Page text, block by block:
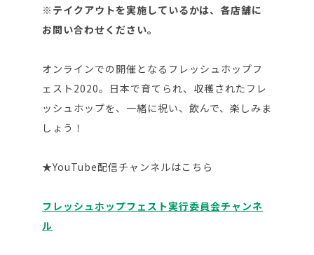
※テイクアウトを実施しているかは、各店舗に
お問い合わせください。
オンラインでの開催となるフレッシュホップフ
ェスト2020。日本で育てられ、収穫されたフレ
ッシュホップを、一緒に祝い、飲んで、楽しみま
しょう！
★YouTube配信チャンネルはこちら
フレッシュホップフェスト実行委員会チャンネ
ル